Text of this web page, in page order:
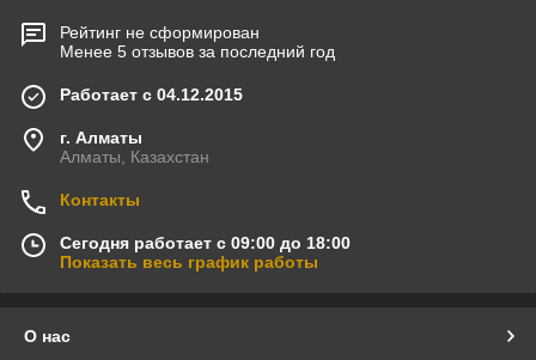
Рейтинг не сформирован
Менее 5 отзывов за последний год
Работает с 04.12.2015
г. Алматы
Алматы, Казахстан
Контакты
Сегодня работает с 09:00 до 18:00
Показать весь график работы
О нас